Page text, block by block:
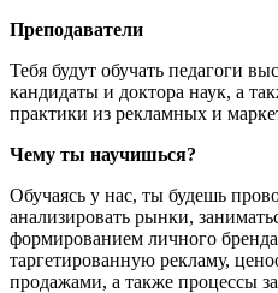
Преподаватели
Тебя будут обучать педагоги
кандидаты и доктора наук, а
практики из рекламных и
Чему ты научишься?
Обучаясь у нас, ты будешь
анализировать рынки,
формированием личного
таргетированную рекламу,
продажами, а также процессы